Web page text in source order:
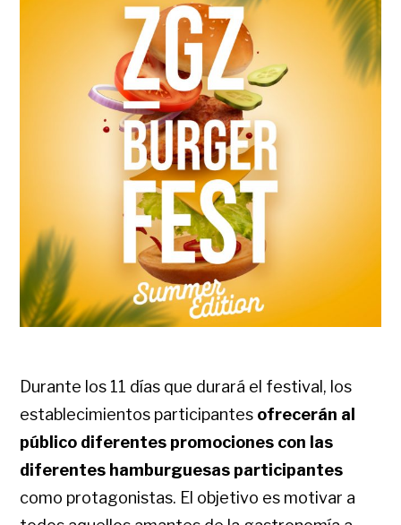
Durante los 11 días que durará el festival, los
establecimientos participantes ofrecerán al
público diferentes promociones con las
diferentes hamburguesas participantes
como protagonistas. El objetivo es motivar a